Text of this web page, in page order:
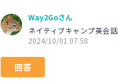
Way2Goさん
ネイティブキャンプ英会
2024/10/01 07:58
回答